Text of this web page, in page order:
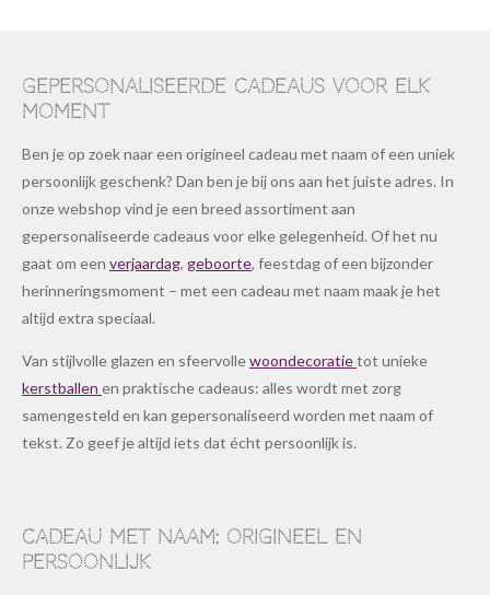
Gepersonaliseerde cadeaus voor elk
moment
Ben je op zoek naar een origineel cadeau met naam of een uniek
persoonlijk geschenk? Dan ben je bij ons aan het juiste adres. In
onze webshop vind je een breed assortiment aan
gepersonaliseerde cadeaus voor elke gelegenheid. Of het nu
gaat om een verjaardag, geboorte, feestdag of een bijzonder
herinneringsmoment – met een cadeau met naam maak je het
altijd extra speciaal.
Van stijlvolle glazen en sfeervollewoondecoratietot unieke
kerstballen en praktische cadeaus: alles wordt met zorg
samengesteld en kan gepersonaliseerd worden met naam of
tekst. Zo geef je altijd iets dat écht persoonlijk is.
Cadeau met naam: origineel en
persoonlijk